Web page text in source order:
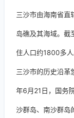
三沙市由海南省直
岛礁及其海域。截
住人口约1800多人
三沙市的历史沿革
年6月21日，国务
沙群岛、南沙群岛